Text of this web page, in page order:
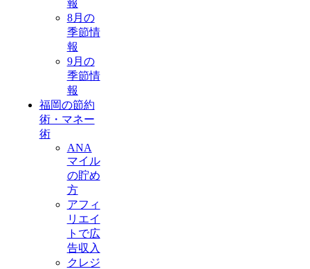
報
8月の
季節情
報
9月の
季節情
報
福岡の節約
術・マネー
術
ANA
マイル
の貯め
方
アフィ
リエイ
トで広
告収入
クレジ